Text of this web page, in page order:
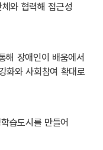
체와 협력해 접근성
해 장애인이 배움에서
화와 사회참여 확대로
습도시를 만들어